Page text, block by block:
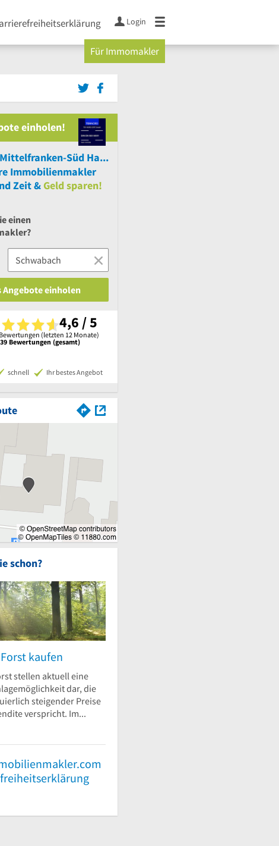
Login
Für Immomakler
einholen!
Sparkasse Mittelfranken-Süd Hauptgeschäftsstelle Schwabach
Immobilienmakler
Zeit &Geld sparen!
einen
Angebote einholen
4,6 / 5
(letzten 12 Monate)
Bewertungen (gesamt)
schnell Ihr bestes Angebot
schon?
kaufen
stellen aktuell eine
dar, die
steigender Preise
verspricht. Im...